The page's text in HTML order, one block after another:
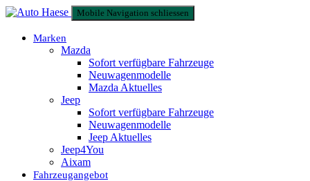
Mobile Navigation schliessen
Marken
Mazda
Sofort verfügbare Fahrzeuge
Neuwagenmodelle
Mazda Aktuelles
Jeep
Sofort verfügbare Fahrzeuge
Neuwagenmodelle
Jeep Aktuelles
Jeep4You
Aixam
Fahrzeugangebot